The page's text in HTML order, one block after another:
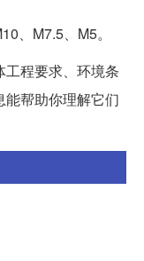
、M7.5、M5。
程要求、环境条
帮助你理解它们